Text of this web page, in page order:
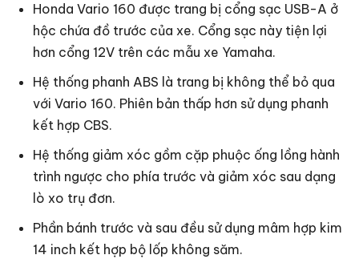
Honda Vario 160 được trang bị cổng sạc USB-A ở
hộc chứa đồ trước của xe. Cổng sạc này tiện lợi
hơn cổng 12V trên các mẫu xe Yamaha.
Hệ thống phanh ABS là trang bị không thể bỏ qua
với Vario 160. Phiên bản thấp hơn sử dụng phanh
kết hợp CBS.
Hệ thống giảm xóc gồm cặp phuộc ống lồng hành
trình ngược cho phía trước và giảm xóc sau dạng
lò xo trụ đơn.
Phần bánh trước và sau đều sử dụng mâm hợp kim
14 inch kết hợp bộ lốp không săm.